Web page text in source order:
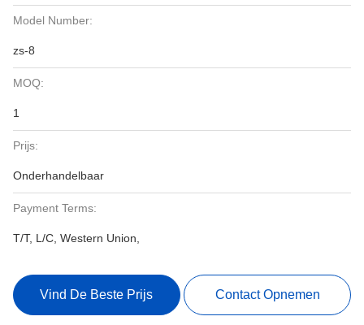
Model Number:
zs-8
MOQ:
1
Prijs:
Onderhandelbaar
Payment Terms:
T/T, L/C, Western Union,
Vind De Beste Prijs Contact Opnemen